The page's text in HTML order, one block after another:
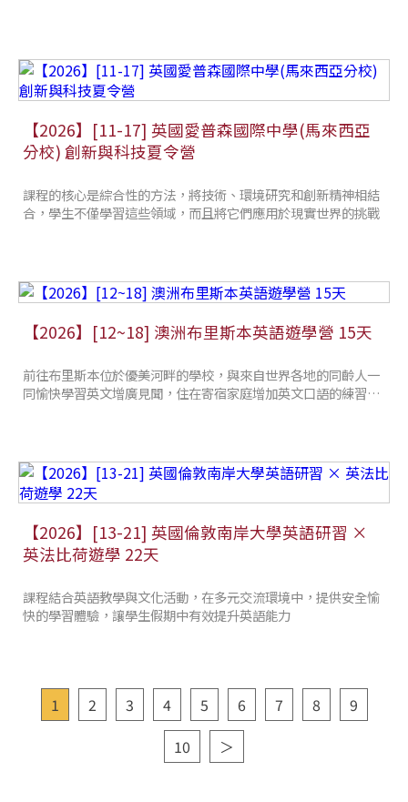
【2026】[11-17] 英國愛普森國際中學(馬來西亞
分校) 創新與科技夏令營
課程的核心是綜合性的方法，將技術、環境研究和創新精神相結
合，學生不僅學習這些領域，而且將它們應用於現實世界的挑戰
【2026】[12~18] 澳洲布里斯本英語遊學營 15天
前往布里斯本位於優美河畔的學校，與來自世界各地的同齡人一
同愉快學習英文增廣見聞，住在寄宿家庭增加英文口語的練習機
【2026】[13-21] 英國倫敦南岸大學英語研習 ×
英法比荷遊學 22天
課程結合英語教學與文化活動，在多元交流環境中，提供安全愉
快的學習體驗，讓學生假期中有效提升英語能力
1 2 3 4 5 6 7 8
9
10
＞